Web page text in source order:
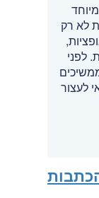
לא רק
לפני
לעצור